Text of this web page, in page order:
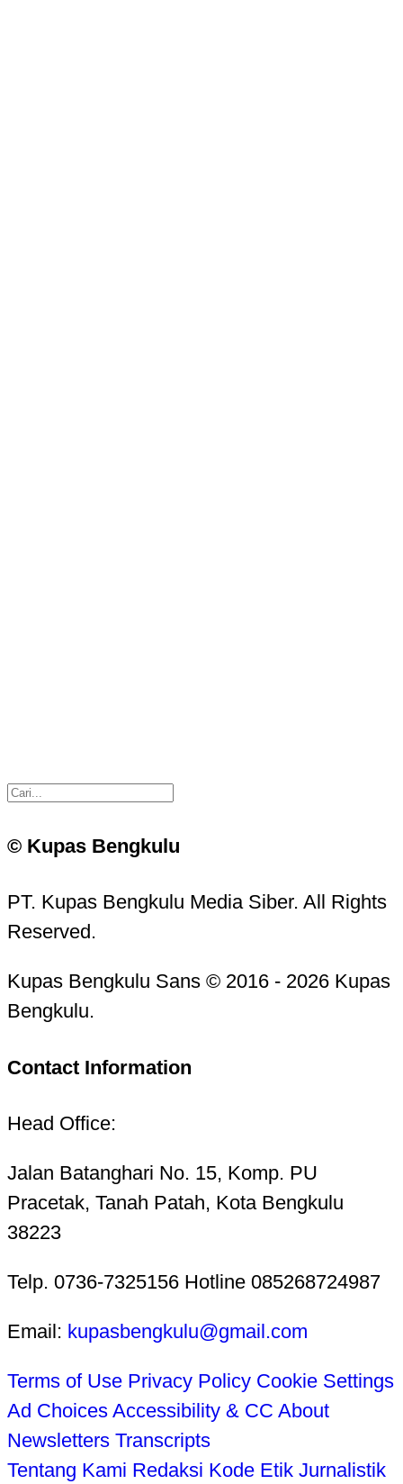
© Kupas Bengkulu
PT. Kupas Bengkulu Media Siber. All Rights
Reserved.
Kupas Bengkulu Sans © 2016 - 2026 Kupas
Bengkulu.
Contact Information
Head Office:
Jalan Batanghari No. 15, Komp. PU
Pracetak, Tanah Patah, Kota Bengkulu
38223
Telp. 0736-7325156 Hotline 085268724987
Email: kupasbengkulu@gmail.com
Terms of Use Privacy Policy Cookie Settings
Ad Choices Accessibility & CC About
Newsletters Transcripts
Tentang Kami Redaksi Kode Etik Jurnalistik